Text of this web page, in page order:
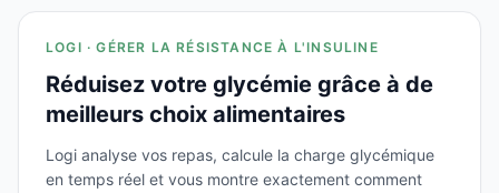
LOGI · GÉRER LA RÉSISTANCE À L'INSULINE
Réduisez votre glycémie grâce à de
meilleurs choix alimentaires
Logi analyse vos repas, calcule la charge glycémique
en temps réel et vous montre exactement comment